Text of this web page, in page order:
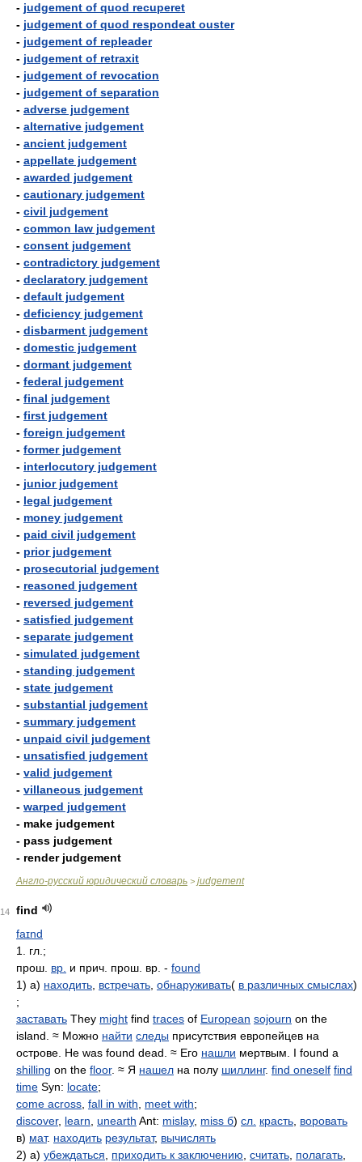
- judgement of quod recuperet
- judgement of quod respondeat ouster
- judgement of repleader
- judgement of retraxit
- judgement of revocation
- judgement of separation
- adverse judgement
- alternative judgement
- ancient judgement
- appellate judgement
- awarded judgement
- cautionary judgement
- civil judgement
- common law judgement
- consent judgement
- contradictory judgement
- declaratory judgement
- default judgement
- deficiency judgement
- disbarment judgement
- domestic judgement
- dormant judgement
- federal judgement
- final judgement
- first judgement
- foreign judgement
- former judgement
- interlocutory judgement
- junior judgement
- legal judgement
- money judgement
- paid civil judgement
- prior judgement
- prosecutorial judgement
- reasoned judgement
- reversed judgement
- satisfied judgement
- separate judgement
- simulated judgement
- standing judgement
- state judgement
- substantial judgement
- summary judgement
- unpaid civil judgement
- unsatisfied judgement
- valid judgement
- villaneous judgement
- warped judgement
- make judgement
- pass judgement
- render judgement
Англо-русский юридический словарь > judgement
14
find
faɪnd
1. гл.;
прош. вр. и прич. прош. вр. - found
1) а) находить встречать обнаруживать( в различных смыслах)
;
заставать They might find traces of European sojourn on the
island. ≈ Можно найти следы присутствия европейцев на
острове. He was found dead. ≈ Его нашли мертвым. I found a
shilling on the floor. ≈ Я нашел на полу шиллинг. find oneself find
time Syn: locate;
come across fall in with meet with;
discover, learn unearth Ant: mislay, miss б) сл. красть воровать
в) мат. находить результат, вычислять
2) а) убеждаться приходить к заключению считать полагать